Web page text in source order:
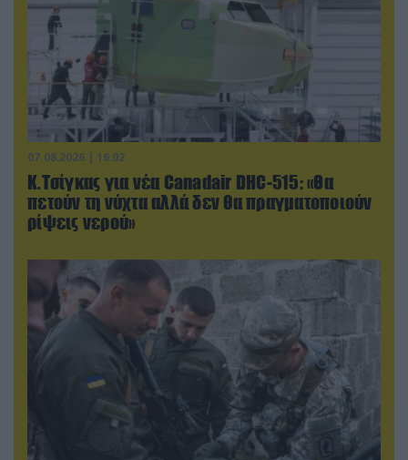
07.08.2026 | 16:02
Κ.Τσίγκας για νέα Canadair DHC-515: «Θα
πετούν τη νύχτα αλλά δεν θα πραγματοποιούν
ρίψεις νερού»